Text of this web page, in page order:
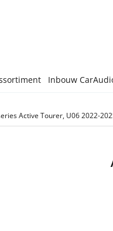
Inbouw
Active Tourer, U06 2022-